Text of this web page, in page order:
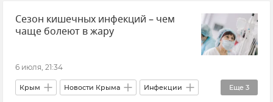
Сезон кишечных инфекций – чем
чаще болеют в жару
6 июля, 21:34
Еще 3
Крым Новости Крыма Инфекции